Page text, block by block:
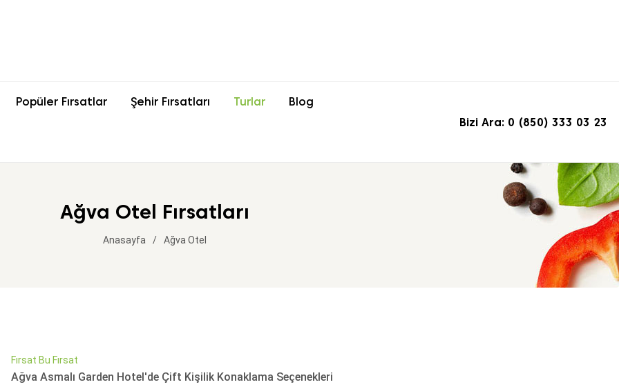
Popüler Fırsatlar Şehir Fırsatları Turlar
Blog
Bizi Ara: 0 (850) 333 03 23
Ağva Otel Fırsatları
Anasayfa Ağva Otel
Fırsat Bu Fırsat
Ağva Asmalı Garden Hotel'de Çift Kişilik Konaklama Seçenekleri